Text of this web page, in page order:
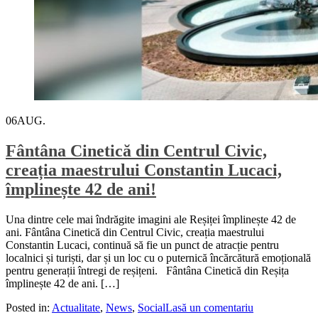
06AUG.
Fântâna Cinetică din Centrul Civic,
creația maestrului Constantin Lucaci,
împlinește 42 de ani!
Una dintre cele mai îndrăgite imagini ale Reșiței împlinește 42 de
ani. Fântâna Cinetică din Centrul Civic, creația maestrului
Constantin Lucaci, continuă să fie un punct de atracție pentru
localnici și turiști, dar și un loc cu o puternică încărcătură emoțională
pentru generații întregi de reșițeni. Fântâna Cinetică din Reșița
împlinește 42 de ani. […]
Posted in: Actualitate, News, SocialLasă un comentariu